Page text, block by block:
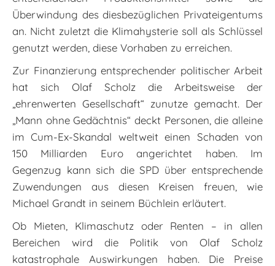
Überwindung des diesbezüglichen Privateigentums
an. Nicht zuletzt die Klimahysterie soll als Schlüssel
genutzt werden, diese Vorhaben zu erreichen.
Zur Finanzierung entsprechender politischer Arbeit
hat sich Olaf Scholz die Arbeitsweise der
„ehrenwerten Gesellschaft“ zunutze gemacht. Der
„Mann ohne Gedächtnis“ deckt Personen, die alleine
im Cum-Ex-Skandal weltweit einen Schaden von
150 Milliarden Euro angerichtet haben. Im
Gegenzug kann sich die SPD über entsprechende
Zuwendungen aus diesen Kreisen freuen, wie
Michael Grandt in seinem Büchlein erläutert.
Ob Mieten, Klimaschutz oder Renten – in allen
Bereichen wird die Politik von Olaf Scholz
katastrophale Auswirkungen haben. Die Preise